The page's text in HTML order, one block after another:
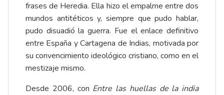
frases de Heredia. Ella hizo el empalme entre dos
mundos antitéticos y, siempre que pudo hablar,
pudo disuadió la guerra. Fue el enlace definitivo
entre España y Cartagena de Indias, motivada por
su convencimiento ideológico cristiano, como en el
mestizaje mismo.
Desde 2006, con Entre las huellas de la india